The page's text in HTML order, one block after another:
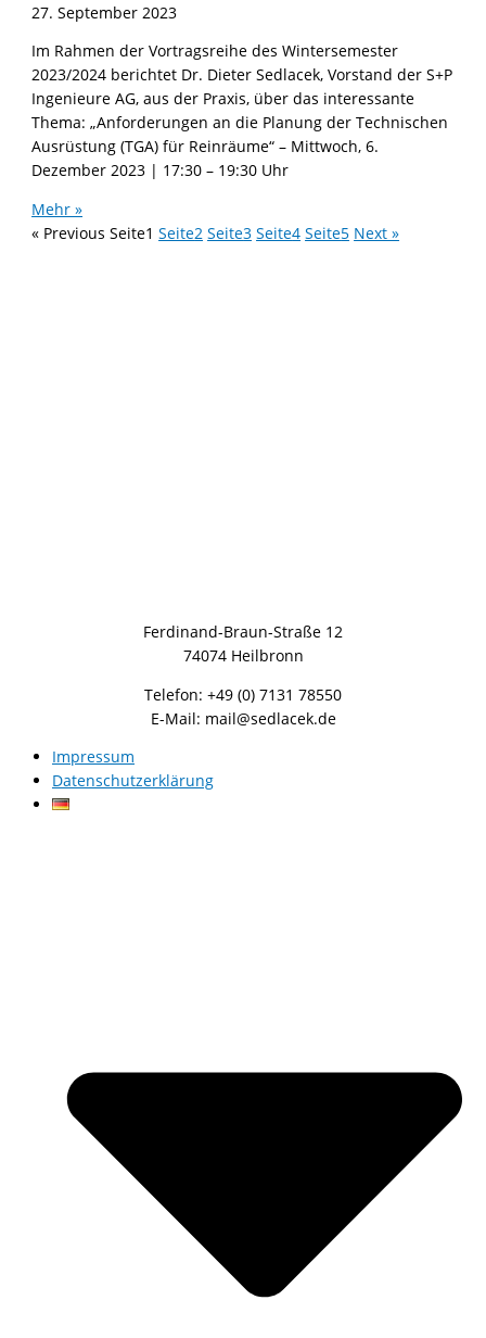
27. September 2023
Im Rahmen der Vortragsreihe des Wintersemester
2023/2024 berichtet Dr. Dieter Sedlacek, Vorstand der S+P
Ingenieure AG, aus der Praxis, über das interessante
Thema: „Anforderungen an die Planung der Technischen
Ausrüstung (TGA) für Reinräume“ – Mittwoch, 6.
Dezember 2023 | 17:30 – 19:30 Uhr
Mehr »
« Previous Seite1 Seite2 Seite3 Seite4 Seite5 Next »
Ferdinand-Braun-Straße 12
74074 Heilbronn
Telefon: +49 (0) 7131 78550
E-Mail: mail@sedlacek.de
Impressum
Datenschutzerklärung